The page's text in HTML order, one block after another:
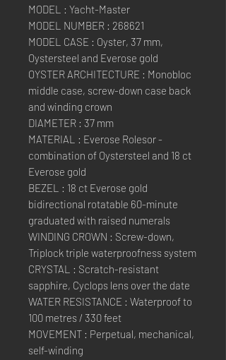
MODEL : Yacht-Master
MODEL NUMBER : 268621
MODEL CASE : Oyster, 37 mm,
Oystersteel and Everose gold
OYSTER ARCHITECTURE : Monobloc
middle case, screw-down case back
and winding crown
DIAMETER : 37 mm
MATERIAL : Everose Rolesor -
combination of Oystersteel and 18 ct
Everose gold
BEZEL : 18 ct Everose gold
bidirectional rotatable 60-minute
graduated with raised numerals
WINDING CROWN : Screw-down,
Triplock triple waterproofness system
CRYSTAL : Scratch-resistant
sapphire, Cyclops lens over the date
WATER RESISTANCE : Waterproof to
100 metres / 330 feet
MOVEMENT : Perpetual, mechanical,
self-winding